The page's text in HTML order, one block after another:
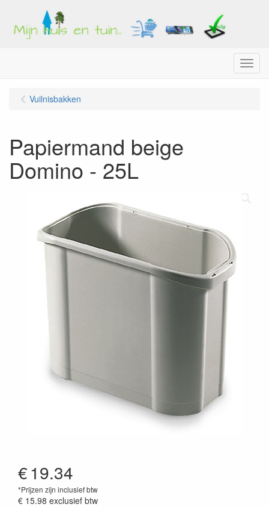
Menu
Vuilnisbakken
Papiermand beige
Domino - 25L
€19.34
*Prijzen zijn inclusief btw
€ 15.98 exclusief btw